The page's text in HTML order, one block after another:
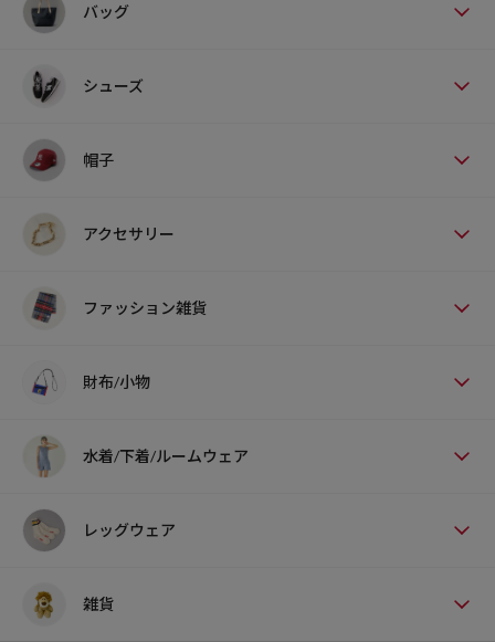
バッグ
シューズ
帽子
アクセサリー
ファッション雑貨
財布/小物
水着/下着/ルームウェア
レッグウェア
雑貨